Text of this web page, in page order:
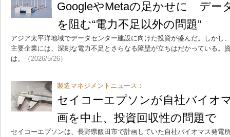
GoogleやMetaの足かせに デー
を阻む“電力不足以外の問題”
アジア太平洋地域でデータセンター建設に向けた投資が盛んだ。しかし
主要企業には、深刻な電力不足とさらなる障壁が立ちはだかっている。
は。
（2026/5/26）
製造マネジメントニュース：
セイコーエプソンが自社バイオ
画を中止、投資回収性の問題で
セイコーエプソンは、長野県飯田市で計画していた自社バイオマス発電